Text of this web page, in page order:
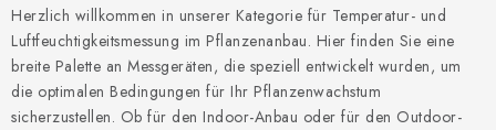
MICROGREENS
SMARTER GARTEN
Herzlich willkommen in unserer Kategorie für Temperatur- und
Luftfeuchtigkeitsmessung im Pflanzenanbau. Hier finden Sie eine
breite Palette an Messgeräten, die speziell entwickelt wurden, um
die optimalen Bedingungen für Ihr Pflanzenwachstum
sicherzustellen. Ob für den Indoor-Anbau oder für den Outdoor-